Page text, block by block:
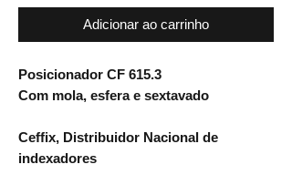
Adicionar ao carrinho
Posicionador CF 615.3
Com mola, esfera e sextavado
Ceffix, Distribuidor Nacional de
indexadores